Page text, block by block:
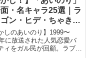
・名キャラ25選｜ラ
ン・ヒデ・ちゃきの
、ガル民が語る青春
しのあいのり】1999〜
に放送された人気恋愛バ
ィをガル民が回顧。ラブワ